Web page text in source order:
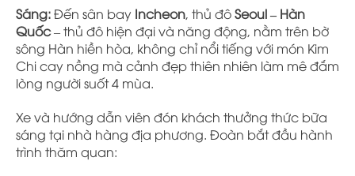
Sáng:Đến sân bay Incheon, thủ đôSeoul – Hàn
Quốc– thủ đô hiện đại và năng động, nằm trên bờ
sông Hàn hiền hòa, không chỉ nổi tiếng với món Kim
Chi cay nồng mà cảnh đẹp thiên nhiên làm mê đắm
lòng người suốt 4 mùa.
Xe và hướng dẫn viên đón khách thưởng thức bữa
sáng tại nhà hàng địa phương. Đoàn bắt đầu hành
trình thăm quan: